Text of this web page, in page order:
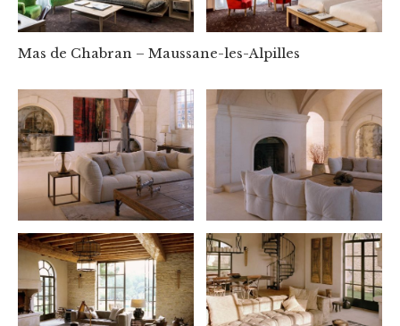
Mas de Chabran – Maussane-les-Alpilles